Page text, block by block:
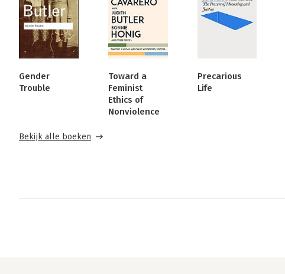
Gender
Trouble
Toward a
Feminist
Ethics of
Nonviolence
Precarious
Life
Bekijk alle boeken